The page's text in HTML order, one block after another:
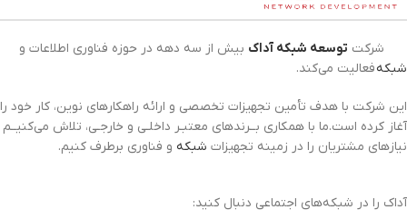
شرکت توسعه شبکه آداک بیش از سه دهه در حوزه فناوری اطلاعات و
شبکهفعالیت می‌کند.
این شرکت با هدف تأمین تجهیزات تخصصی و ارائه راهکارهای نوین، کار خود را
آغاز کرده است.ما با همکاری بــرندهای معتبـر داخلـی و خارجـی، تلاش می‌کنیــم
نیازهای مشتریان را در زمینه تجهیزات شبکه و فناوری برطرف کنیم.
آداک را در شبکه‌های اجتماعی دنبال کنید: